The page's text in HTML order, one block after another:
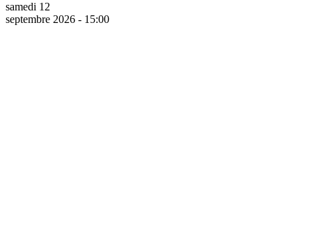
samedi 12
septembre 2026 - 15:00